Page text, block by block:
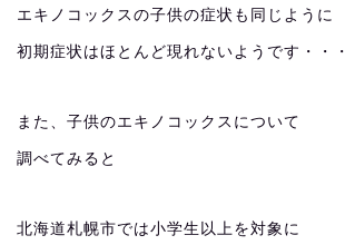
エキノコックスの子供の症状も同じように
初期症状はほとんど現れないようです・・・
また、子供のエキノコックスについて
調べてみると
北海道札幌市では小学生以上を対象に